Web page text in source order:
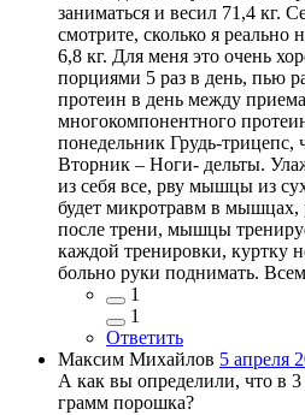
заниматься и весил 71,4 кг.
смотрите, сколько я
6,8 кг. Для меня это очень
порциями 5 раз в день, пью
протеин в день между
многокомпонентного
понедельник Грудь-трицепс,
Вторник – Ноги- дельты.
из себя все, рву мышцы из
будет микротравм в мышцах,
после трени, мышцы
каждой тренировки, куртку
больно руки поднимать.
1
1
Ответить
Максим Михайлов 5 апреля
А как вы определили, что в
грамм порошка?